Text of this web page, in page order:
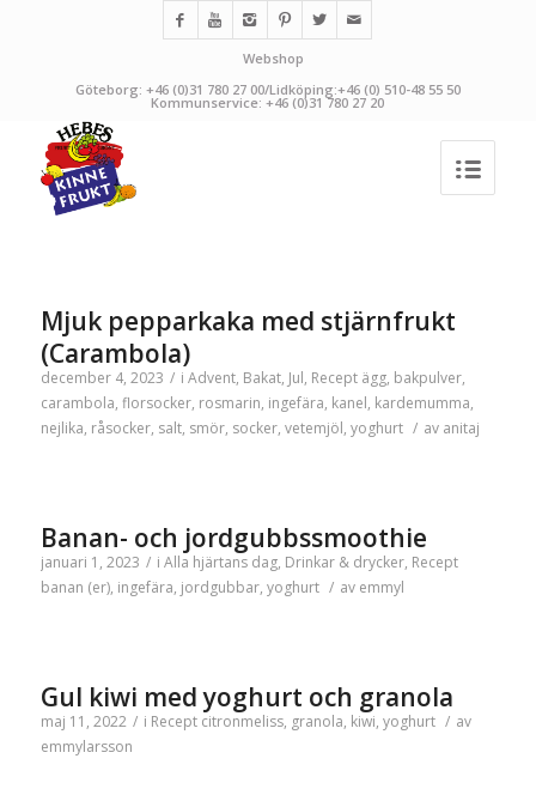
Webshop
Göteborg: +46 (0)31 780 27 00/Lidköping:+46 (0) 510-48 55 50
Kommunservice: +46 (0)31 780 27 20
Mjuk pepparkaka med stjärnfrukt
(Carambola)
december 4, 2023 / i Advent, Bakat, Jul, Recept ägg, bakpulver,
carambola, florsocker, rosmarin, ingefära, kanel, kardemumma,
nejlika, råsocker, salt, smör, socker, vetemjöl, yoghurt / av anitaj
Banan- och jordgubbssmoothie
januari 1, 2023 / i Alla hjärtans dag, Drinkar & drycker, Recept
banan (er), ingefära, jordgubbar, yoghurt / av emmyl
Gul kiwi med yoghurt och granola
maj 11, 2022 / i Recept citronmeliss, granola, kiwi, yoghurt / av
emmylarsson